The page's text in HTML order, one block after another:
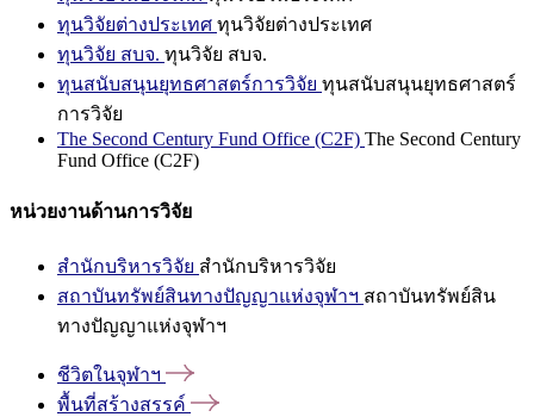
ทุนวิจัยต่างประเทศ ทุนวิจัยต่างประเทศ
ทุนวิจัย สบจ. ทุนวิจัย สบจ.
ทุนสนับสนุนยุทธศาสตร์การวิจัย ทุนสนับสนุนยุทธศาสตร์
การวิจัย
The Second Century Fund Office (C2F) The Second Century
Fund Office (C2F)
หน่วยงานด้านการวิจัย
สำนักบริหารวิจัย สำนักบริหารวิจัย
สถาบันทรัพย์สินทางปัญญาแห่งจุฬาฯ สถาบันทรัพย์สิน
ทางปัญญาแห่งจุฬาฯ
ชีวิตในจุฬาฯ
พื้นที่สร้างสรรค์